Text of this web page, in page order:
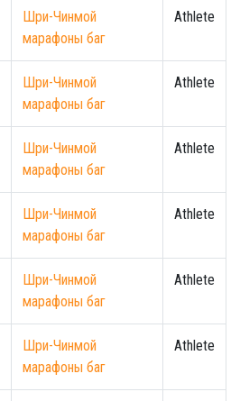
Шри-Чинмой
марафоны баг
Athlete
Шри-Чинмой
марафоны баг
Athlete
Шри-Чинмой
марафоны баг
Athlete
Шри-Чинмой
марафоны баг
Athlete
Шри-Чинмой
марафоны баг
Athlete
Шри-Чинмой
марафоны баг
Athlete